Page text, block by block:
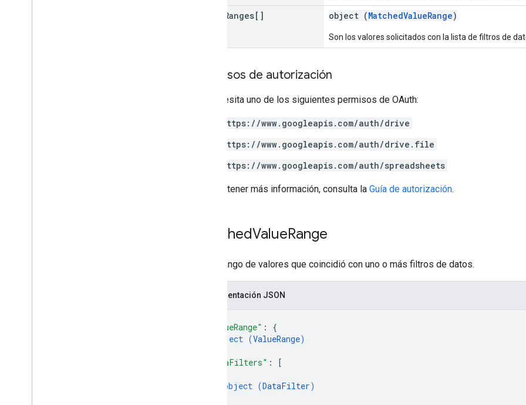
Ranges[] object (MatchedValueRange)
Son los valores solicitados con la lista de filtros de
Permisos de autorización
Se necesita uno de los siguientes permisos de OAuth:
https://www.googleapis.com/auth/drive
https://www.googleapis.com/auth/drive.file
https://www.googleapis.com/auth/spreadsheets
Para obtener más información, consulta la Guía de autorización.
MatchedValueRange
Es un rango de valores que coincidió con uno o más filtros de datos.
Representación JSON
"valueRange" : {
object (ValueRange)
"dataFilters" :
[
object (DataFilter)